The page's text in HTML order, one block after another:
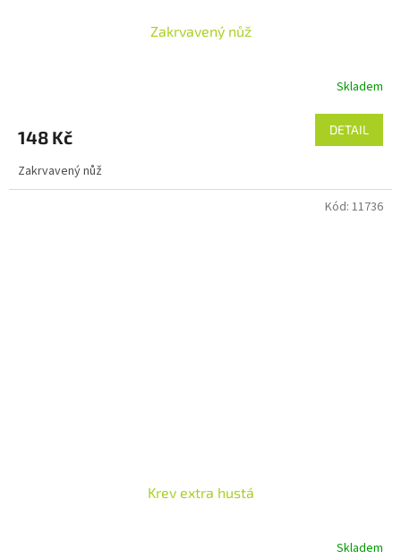
Zakrvavený nůž
Skladem
148 Kč DETAIL
Zakrvavený nůž
Krev extra hustá
Skladem
Kód: 11736